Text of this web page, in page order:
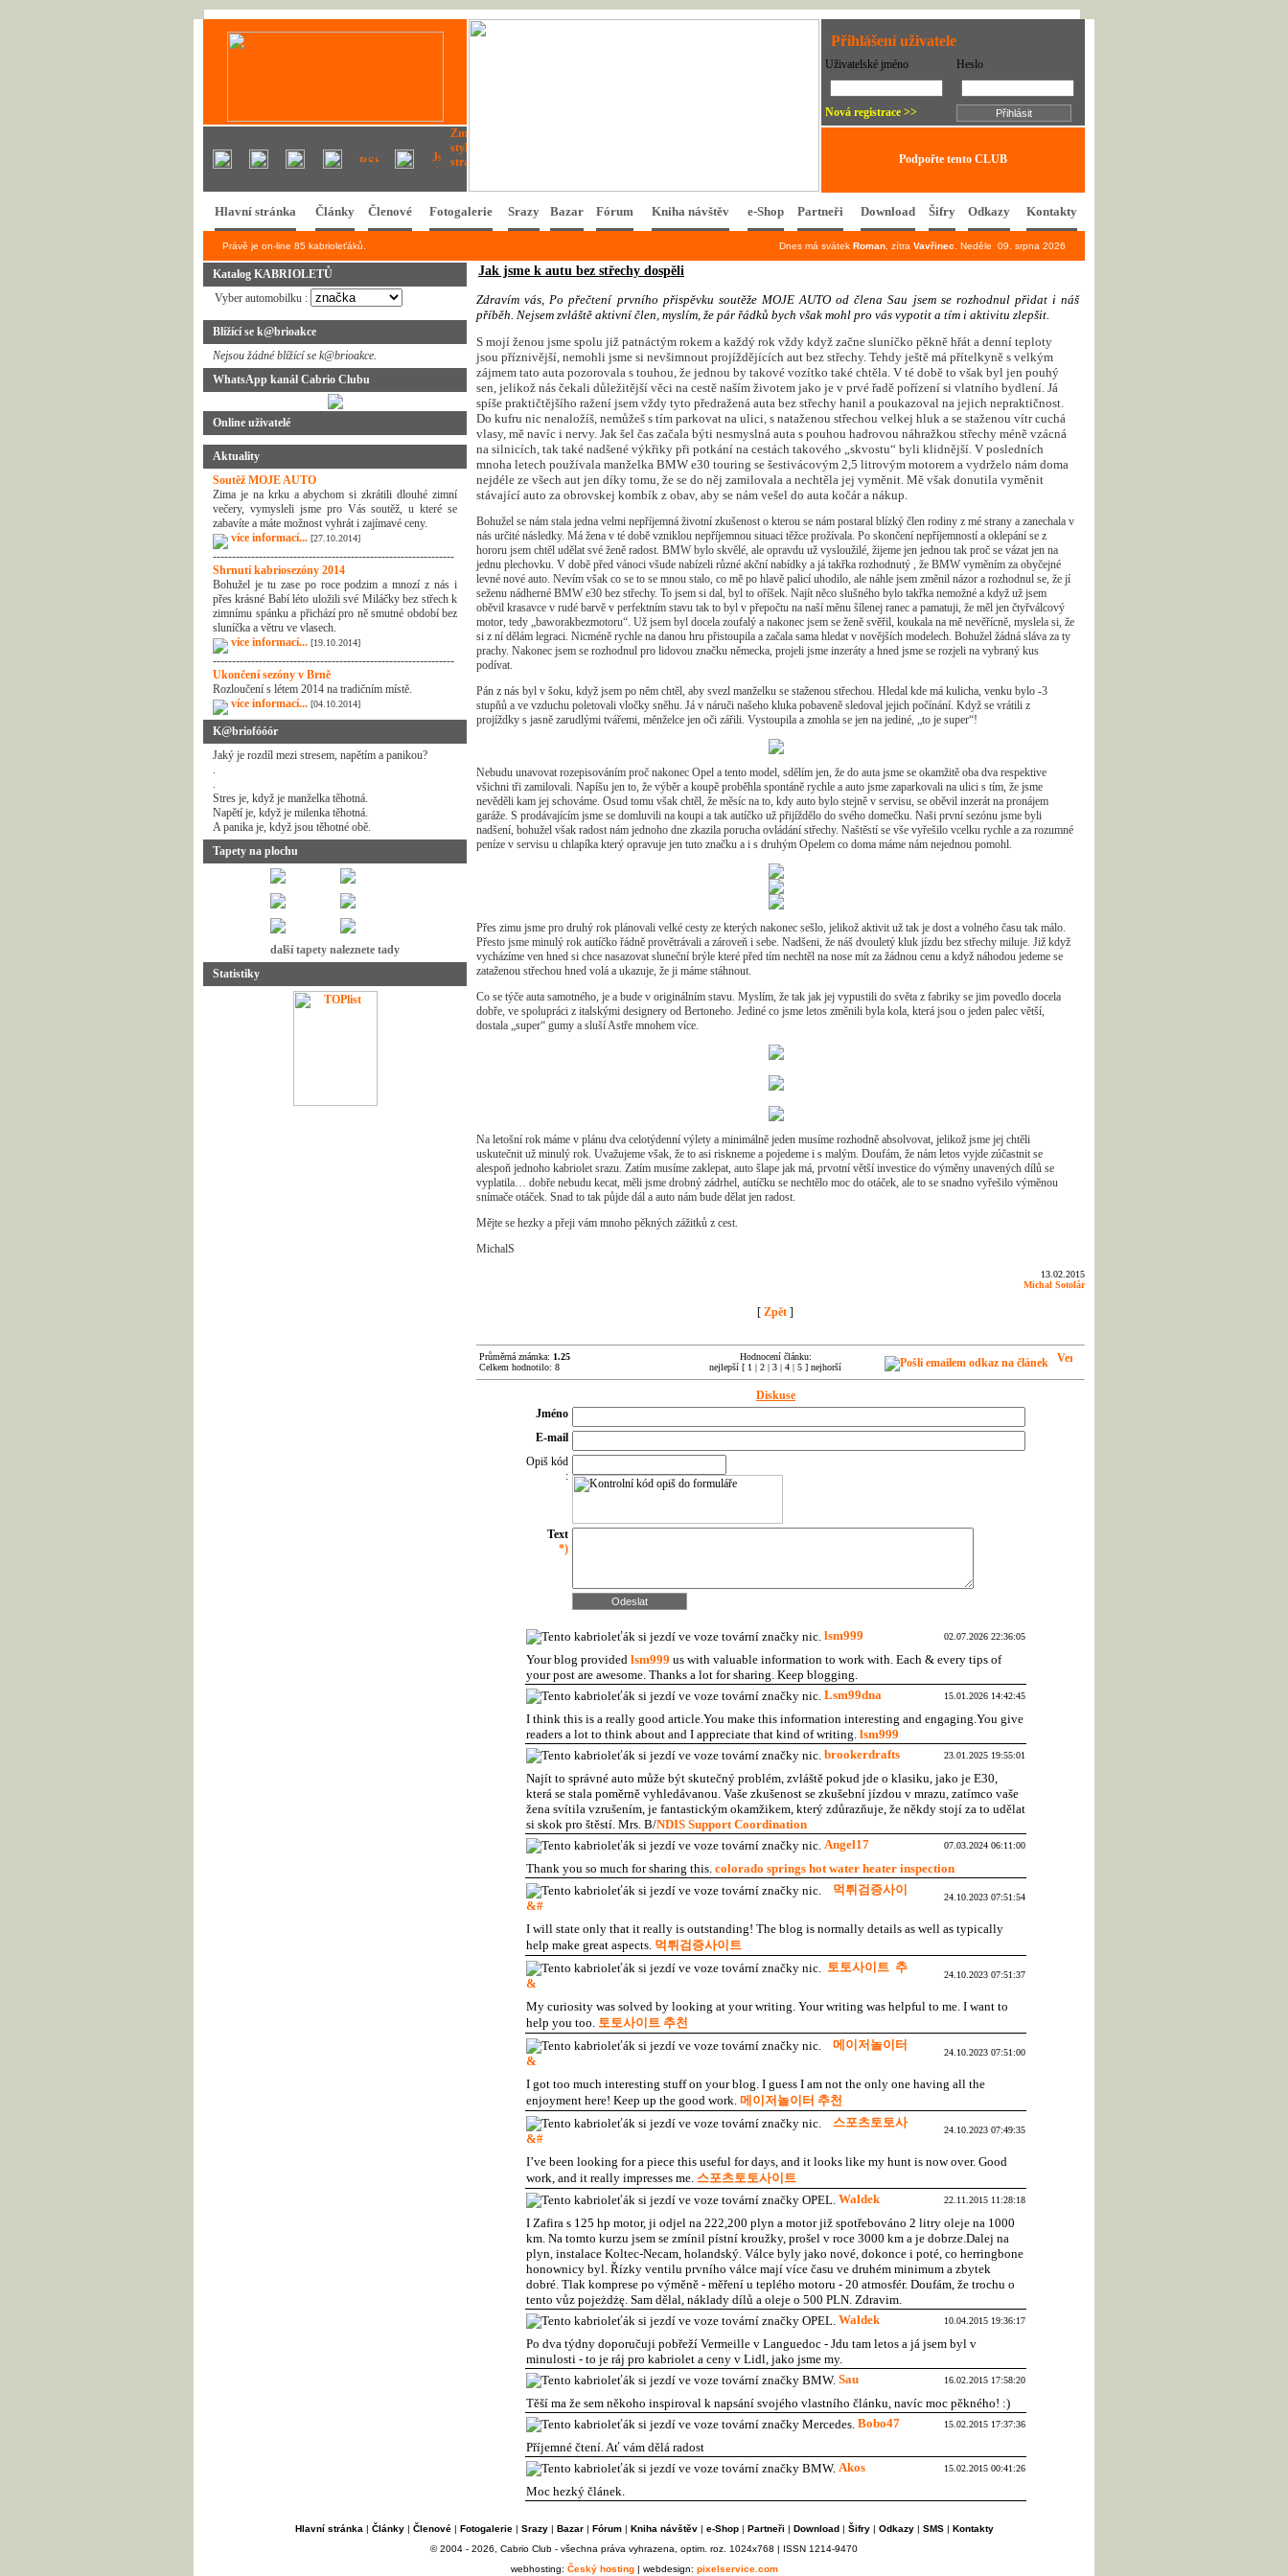
Přihlášení uživatele
Uživatelské jméno Heslo
Nová registrace >>
Podpořte tento CLUB
Hlavní stránka Články Členové Fotogalerie Srazy Bazar Fórum Kniha návštěv e-Shop Partneři Download Šifry Odkazy Kontakty
Právě je on-line 85 kabrioleťáků. Dnes má svátek Roman , zítra Vavřinec . Neděle 09. srpna 2026
Katalog KABRIOLETŮ
Vyber automobilku :
Blížící se k@brioakce
Nejsou žádné blížící se k@brioakce.
WhatsApp kanál Cabrio Clubu
Online uživatelé
Aktuality
Soutěž MOJE AUTO
Zima je na krku a abychom si zkrátili dlouhé zimní
večery, vymysleli jsme pro Vás soutěž, u které se
zabavíte a máte možnost vyhrát i zajímavé ceny.
více informací... [27.10.2014]
---------------------------------------------------------------
Shrnutí kabriosezóny 2014
Bohužel je tu zase po roce podzim a mnozí z nás i
přes krásné Babí léto uložili své Miláčky bez střech k
zimnímu spánku a přichází pro ně smutné období bez
sluníčka a větru ve vlasech.
více informací... [19.10.2014]
---------------------------------------------------------------
Ukončení sezóny v Brně
Rozloučení s létem 2014 na tradičním místě.
více informací... [04.10.2014]
K@briofóóór
Jaký je rozdíl mezi stresem, napětím a panikou?
.
.
Stres je, když je manželka těhotná.
Napětí je, když je milenka těhotná.
A panika je, když jsou těhotné obě.
Tapety na plochu
další tapety naleznete tady
Statistiky
Jak jsme k autu bez střechy dospěli
Zdravím vás, Po přečtení prvního přispěvku soutěže MOJE AUTO od člena Sau jsem se rozhodnul přidat i náš
příběh. Nejsem zvláště aktivní člen, myslím, že pár řádků bych však mohl pro vás vypotit a tím i aktivitu zlepšit.
S mojí ženou jsme spolu již patnáctým rokem a každý rok vždy když začne sluníčko pěkně hřát a denní teploty
jsou příznivější, nemohli jsme si nevšimnout projíždějících aut bez střechy. Tehdy ještě má přítelkyně s velkým
zájmem tato auta pozorovala s touhou, že jednou by takové vozítko také chtěla. V té době to však byl jen pouhý
sen, jelikož nás čekali důležitější věci na cestě naším životem jako je v prvé řadě pořízení si vlatního bydlení. Já
spíše praktičtějšího ražení jsem vždy tyto předražená auta bez střechy hanil a poukazoval na jejich nepraktičnost.
Do kufru nic nenaložíš, nemůžeš s tím parkovat na ulici, s nataženou střechou velkej hluk a se staženou vítr cuchá
vlasy, mě navíc i nervy. Jak šel čas začala býti nesmyslná auta s pouhou hadrovou náhražkou střechy méně vzácná
na silnicích, tak také nadšené výkřiky při potkání na cestách takového „skvostu“ byli klidnější. V posledních
mnoha letech používala manželka BMW e30 touring se šestivácovým 2,5 litrovým motorem a vydrželo nám doma
nejdéle ze všech aut jen díky tomu, že se do něj zamilovala a nechtěla jej vyměnit. Mě však donutila vyměnit
stávající auto za obrovskej kombík z obav, aby se nám vešel do auta kočár a nákup.
Bohužel se nám stala jedna velmi nepříjemná životní zkušenost o kterou se nám postaral blízký člen rodiny z mé strany a zanechala v
nás určité následky. Má žena v té době vzniklou nepříjemnou situaci těžce prožívala. Po skončení nepříjemností a oklepání se z
hororu jsem chtěl udělat své ženě radost. BMW bylo skvělé, ale opravdu už vysloužilé, žijeme jen jednou tak proč se vázat jen na
jednu plechovku. V době před vánoci všude nabízeli různé akční nabídky a já takřka rozhodnutý , že BMW vyměním za obyčejné
levné nové auto. Nevím však co se to se mnou stalo, co mě po hlavě palicí uhodilo, ale náhle jsem změnil názor a rozhodnul se, že jí
seženu nádherné BMW e30 bez střechy. To jsem si dal, byl to oříšek. Najít něco slušného bylo takřka nemožné a když už jsem
oběvil krasavce v rudé barvě v perfektním stavu tak to byl v přepočtu na naší měnu šílenej ranec a pamatuji, že měl jen čtyřválcový
motor, tedy „baworakbezmotoru“. Už jsem byl docela zoufalý a nakonec jsem se ženě svěřil, koukala na mě nevěřícně, myslela si, že
si z ní dělám legraci. Nicméně rychle na danou hru přistoupila a začala sama hledat v novějších modelech. Bohužel žádná sláva za ty
prachy. Nakonec jsem se rozhodnul pro lidovou značku německa, projeli jsme inzeráty a hned jsme se rozjeli na vybraný kus
podívat.
Pán z nás byl v šoku, když jsem po něm chtěl, aby svezl manželku se staženou střechou. Hledal kde má kulicha, venku bylo -3
stupňů a ve vzduchu poletovali vločky sněhu. Já v náruči našeho kluka pobaveně sledoval jejich počínání. Když se vrátili z
projíždky s jasně zarudlými tvářemi, měnželce jen oči zářili. Vystoupila a zmohla se jen na jediné, „to je super“!
Nebudu unavovat rozepisováním proč nakonec Opel a tento model, sdělím jen, že do auta jsme se okamžitě oba dva respektive
všichni tři zamilovali. Napíšu jen to, že výběr a koupě proběhla spontáně rychle a auto jsme zaparkovali na ulici s tím, že jsme
nevěděli kam jej schováme. Osud tomu však chtěl, že měsíc na to, kdy auto bylo stejně v servisu, se oběvil inzerát na pronájem
garáže. S prodávajícím jsme se domluvili na koupi a tak autíčko už přijíždělo do svého domečku. Naši první sezónu jsme byli
nadšení, bohužel však radost nám jednoho dne zkazila porucha ovládání střechy. Naštěstí se vše vyřešilo vcelku rychle a za rozumné
peníze v servisu u chlapíka který opravuje jen tuto značku a i s druhým Opelem co doma máme nám nejednou pomohl.
Přes zimu jsme pro druhý rok plánovali velké cesty ze kterých nakonec sešlo, jelikož aktivit už tak je dost a volného času tak málo.
Přesto jsme minulý rok autíčko řádně provětrávali a zároveň i sebe. Nadšeni, že náš dvouletý kluk jízdu bez střechy miluje. Již když
vycházíme ven hned si chce nasazovat sluneční brýle které před tím nechtěl na nose mít za žádnou cenu a když náhodou jedeme se
zataženou střechou hned volá a ukazuje, že ji máme stáhnout.
Co se týče auta samotného, je a bude v originálním stavu. Myslím, že tak jak jej vypustili do světa z fabriky se jim povedlo docela
dobře, ve spolupráci z italskými designery od Bertoneho. Jediné co jsme letos změnili byla kola, která jsou o jeden palec větší,
dostala „super“ gumy a sluší Astře mnohem více.
Na letošní rok máme v plánu dva celotýdenní výlety a minimálně jeden musíme rozhodně absolvovat, jelikož jsme jej chtěli
uskutečnit už minulý rok. Uvažujeme však, že to asi riskneme a pojedeme i s malým. Doufám, že nám letos vyjde zúčastnit se
alespoň jednoho kabriolet srazu. Zatím musíme zaklepat, auto šlape jak má, prvotní větší investice do výměny unavených dílů se
vyplatila… dobře nebudu kecat, měli jsme drobný zádrhel, autíčku se nechtělo moc do otáček, ale to se snadno vyřešilo výměnou
snímače otáček. Snad to tak půjde dál a auto nám bude dělat jen radost.
Mějte se hezky a přeji vám mnoho pěkných zážitků z cest.
MichalS
13.02.2015
Michal Sotolár
[ Zpět ]
Průměrná známka: 1.25
Celkem hodnotilo: 8
Hodnocení článku:
nejlepší [ 1 | 2 | 3 | 4 | 5 ] nejhorší
Diskuse
Jméno
E-mail
Opiš kód
:
Text
*)
lsm999 02.07.2026 22:36:05
Your blog provided lsm999 us with valuable information to work with. Each & every tips of
your post are awesome. Thanks a lot for sharing. Keep blogging.
Lsm99dna
15.01.2026 14:42:45
I think this is a really good article.You make this information interesting and engaging.You give
readers a lot to think about and I appreciate that kind of writing. lsm999
brookerdrafts
23.01.2025 19:55:01
Najít to správné auto může být skutečný problém, zvláště pokud jde o klasiku, jako je E30,
která se stala poměrně vyhledávanou. Vaše zkušenost se zkušební jízdou v mrazu, zatímco vaše
žena svítila vzrušením, je fantastickým okamžikem, který zdůrazňuje, že někdy stojí za to udělat
si skok pro štěstí. Mrs. B/NDIS Support Coordination
Angel17
07.03.2024 06:11:00
Thank you so much for sharing this. colorado springs hot water heater inspection
먹튀검증사이
&#
24.10.2023 07:51:54
I will state only that it really is outstanding! The blog is normally details as well as typically
help make great aspects. 먹튀검증사이트
토토사이트 추
&
24.10.2023 07:51:37
My curiosity was solved by looking at your writing. Your writing was helpful to me. I want to
help you too. 토토사이트 추천
메이저놀이터
&
24.10.2023 07:51:00
I got too much interesting stuff on your blog. I guess I am not the only one having all the
enjoyment here! Keep up the good work. 메이저놀이터 추천
스포츠토토사
&#
24.10.2023 07:49:35
I’ve been looking for a piece this useful for days, and it looks like my hunt is now over. Good
work, and it really impresses me. 스포츠토토사이트
Waldek
22.11.2015 11:28:18
I Zafira s 125 hp motor, ji odjel na 222,200 plyn a motor již spotřebováno 2 litry oleje na 1000
km. Na tomto kurzu jsem se zmínil pístní kroužky, prošel v roce 3000 km a je dobrze.Dalej na
plyn, instalace Koltec-Necam, holandský. Válce byly jako nové, dokonce i poté, co herringbone
honownicy byl. Řízky ventilu prvního válce mají více času ve druhém minimum a zbytek
dobré. Tlak komprese po výměně - měření u teplého motoru - 20 atmosfér. Doufám, že trochu o
tento vůz pojeżdżę. Sam dělal, náklady dílů a oleje o 500 PLN. Zdravim.
Waldek
10.04.2015 19:36:17
Po dva týdny doporučuji pobřeží Vermeille v Languedoc - Jdu tam letos a já jsem byl v
minulosti - to je ráj pro kabriolet a ceny v Lidl, jako jsme my.
Sau
16.02.2015 17:58:20
Těší ma že sem někoho inspiroval k napsání svojého vlastního článku, navíc moc pěkného! :)
Bobo47
15.02.2015 17:37:36
Příjemné čtení. Ať vám dělá radost
Akos
15.02.2015 00:41:26
Moc hezký článek.
Hlavní stránka | Články| Členové| Fotogalerie| Srazy| Bazar| Fórum| Kniha návštěv| e-Shop| Partneři | Download| Šifry| Odkazy| SMS| Kontakty
© 2004 - 2026, Cabrio Club - všechna práva vyhrazena, optim. roz. 1024x768 | ISSN 1214-9470
webhosting: Český hosting| webdesign: pixelservice.com